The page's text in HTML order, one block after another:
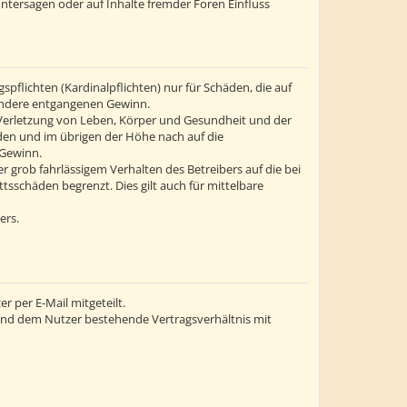
oder auf Inhalte fremder Foren Einfluss
(Kardinalpflichten) nur für Schäden, die auf
entgangenen Gewinn.
von Leben, Körper und Gesundheit und der
und im übrigen der Höhe nach auf die
fahrlässigem Verhalten des Betreibers auf die bei
begrenzt. Dies gilt auch für mittelbare
per E-Mail mitgeteilt.
dem Nutzer bestehende Vertragsverhältnis mit